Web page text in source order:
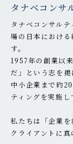
タナベコンサ
タナベコンサル
場の日本におけ
す。
1957年の創業以
だ」という志を掲
中小企業まで約
ティングを実施し
私たちは「企業を
クライアントに真